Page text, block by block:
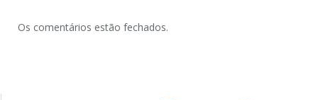
Os comentários estão fechados.